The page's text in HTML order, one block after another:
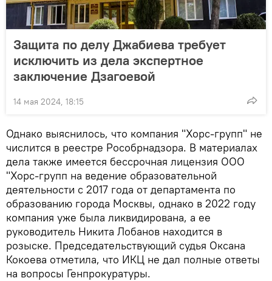
Защита по делу Джабиева требует
исключить из дела экспертное
заключение Дзагоевой
14 мая 2024, 18:15
Однако выяснилось, что компания "Хорс-групп" не
числится в реестре Рособрнадзора. В материалах
дела также имеется бессрочная лицензия ООО
"Хорс-групп на ведение образовательной
деятельности с 2017 года от департамента по
образованию города Москвы, однако в 2022 году
компания уже была ликвидирована, а ее
руководитель Никита Лобанов находится в
розыске. Председательствующий судья Оксана
Кокоева отметила, что ИКЦ не дал полные ответы
на вопросы Генпрокуратуры.